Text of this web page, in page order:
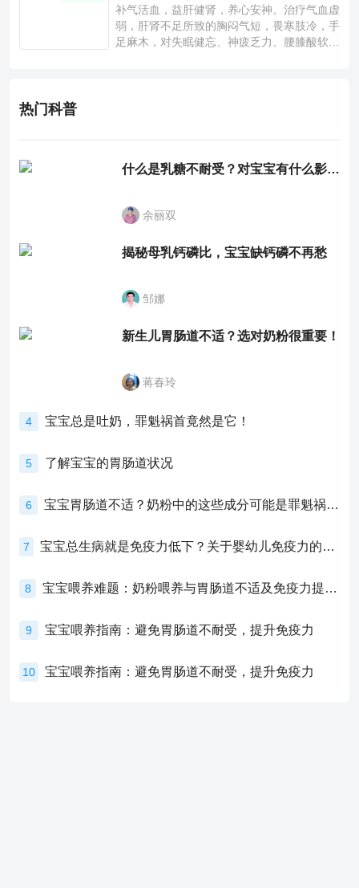
补气活血，益肝健肾，养心安神。治疗气血虚
弱，肝肾不足所致的胸闷气短，畏寒肢冷，手
足麻木，对失眠健忘、神疲乏力、腰膝酸软也
热门科普
什么是乳糖不耐受？对宝宝有什么影响？
余丽双
揭秘母乳钙磷比，宝宝缺钙磷不再愁
邹娜
新生儿胃肠道不适？选对奶粉很重要！
蒋春玲
4 宝宝总是吐奶，罪魁祸首竟然是它！
5 了解宝宝的胃肠道状况
6 宝宝胃肠道不适？奶粉中的这些成分可能是罪魁祸首！
7 宝宝总生病就是免疫力低下？关于婴幼儿免疫力的真相，家长必须了解！
8 宝宝喂养难题：奶粉喂养与胃肠道不适及免疫力提升的奥秘
9 宝宝喂养指南：避免胃肠道不耐受，提升免疫力
10 宝宝喂养指南：避免胃肠道不耐受，提升免疫力